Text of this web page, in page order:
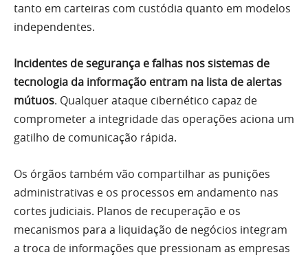
tanto em carteiras com custódia quanto em modelos
independentes.
Incidentes de segurança e falhas nos sistemas de
tecnologia da informação entram na lista de alertas
mútuos. Qualquer ataque cibernético capaz de
comprometer a integridade das operações aciona um
gatilho de comunicação rápida.
Os órgãos também vão compartilhar as punições
administrativas e os processos em andamento nas
cortes judiciais. Planos de recuperação e os
mecanismos para a liquidação de negócios integram
a troca de informações que pressionam as empresas